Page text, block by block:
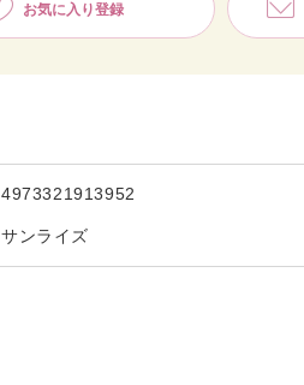
4973321913952
サンライズ
お気に入り登録